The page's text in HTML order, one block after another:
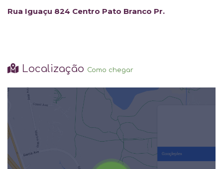
Rua Iguaçu 824 Centro Pato Branco Pr.
Localização Como chegar